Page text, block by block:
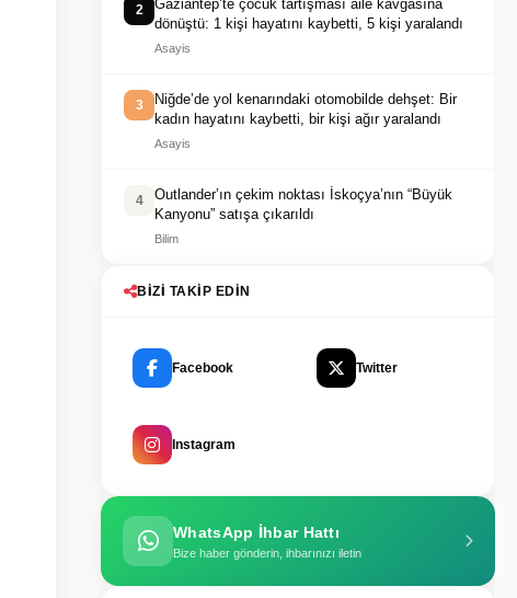
2
Gaziantep’te çocuk tartışması aile kavgasına
dönüştü: 1 kişi hayatını kaybetti, 5 kişi yaralandı
Asayis
3
Niğde’de yol kenarındaki otomobilde dehşet: Bir
kadın hayatını kaybetti, bir kişi ağır yaralandı
Asayis
4
Outlander’ın çekim noktası İskoçya’nın “Büyük
Kanyonu” satışa çıkarıldı
Bilim
BIZI TAKIP EDIN
Facebook Twitter
Instagram
WhatsApp İhbar Hattı
Bize haber gönderin, ihbarınızı iletin